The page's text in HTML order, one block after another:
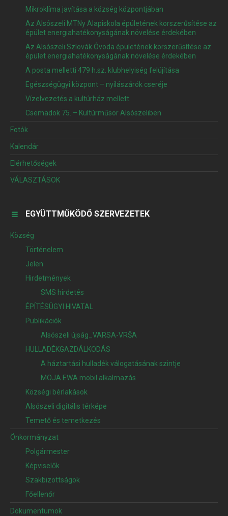
Mikroklíma javítása a község központjában
Az Alsószeli MTNy Alapiskola épületének korszerűsítése az
épület energiahatékonyságának növelése érdekében
Az Alsószeli Szlovák Óvoda épületének korszerűsítése az
épület energiahatékonyságának növelése érdekében
A posta melletti 479 h.sz. klubhelyiség felújítása
Egészségügyi központ – nyílászárók cseréje
Vízelvezetés a kultúrház mellett
Csemadok 75. – Kultúrműsor Alsószeliben
Fotók
Kalendár
Elérhetőségek
VÁLASZTÁSOK
EGYÜTTMŰKÖDŐ SZERVEZETEK
Község
Történelem
Jelen
Hirdetmények
SMS hirdetés
ÉPÍTÉSÜGYI HIVATAL
Publikációk
Alsószeli újság_VARSA-VRŠA
HULLADÉKGAZDÁLKODÁS
A háztartási hulladék válogatásának szintje
MOJA EWA mobil alkalmazás
Községi bérlakások
Alsószeli digitális térképe
Temető és temetkezés
Önkormányzat
Polgármester
Képviselők
Szakbizottságok
Főellenőr
Dokumentumok